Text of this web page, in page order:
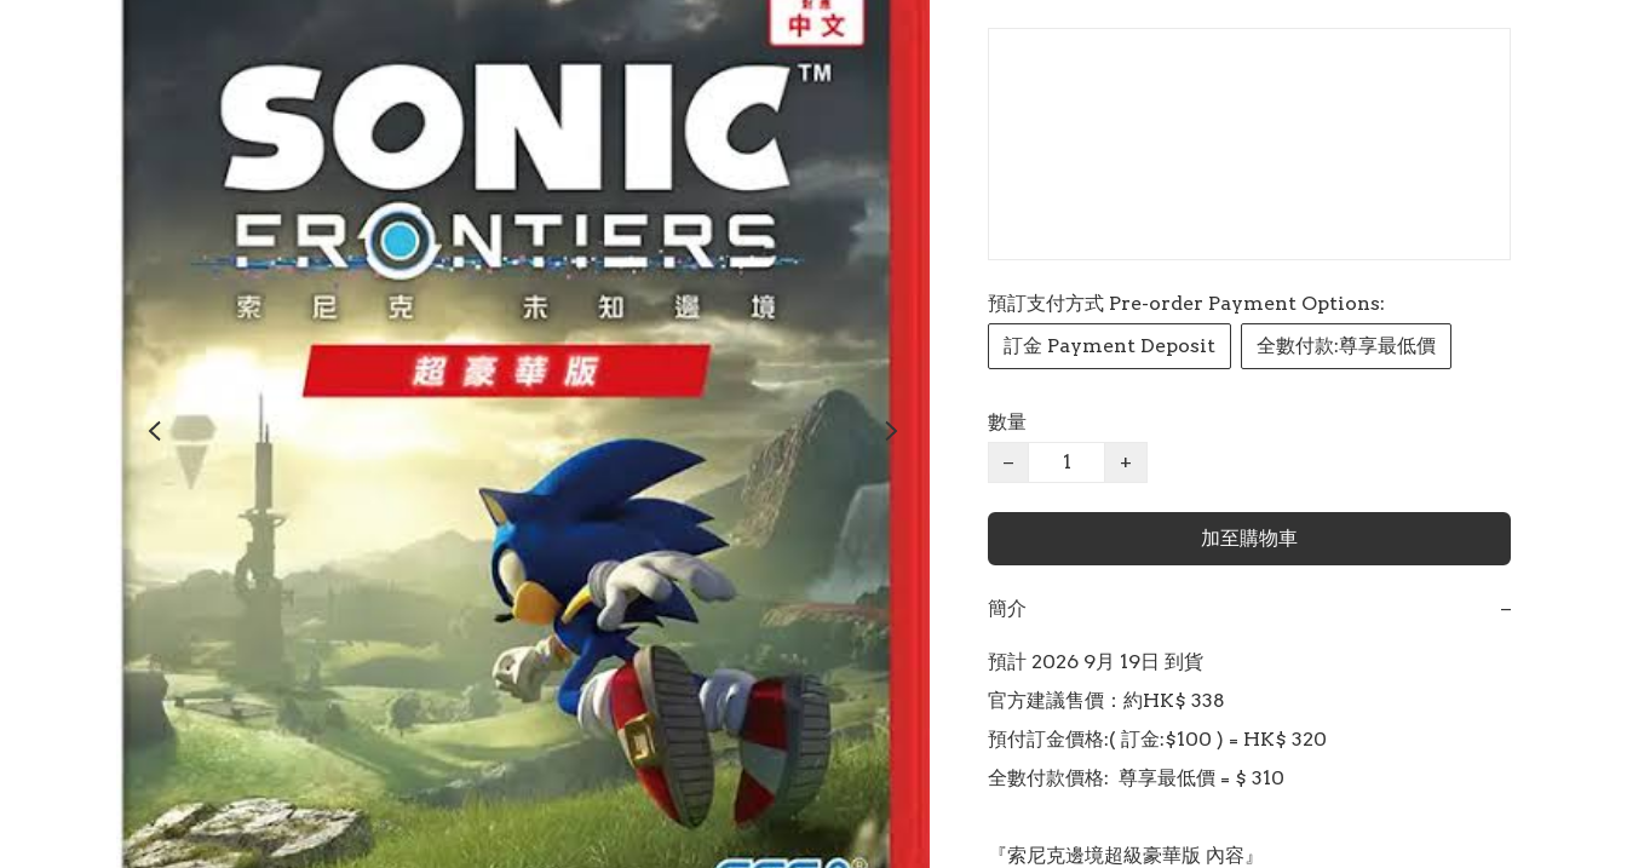
預訂支付方式 Pre-order Payment Options:
訂金 Payment Deposit
全數付款:尊享最低價
數量
−
+
加至購物車
簡介 −
預計 2026 9月 19日 到貨
官方建議售價：約HK$ 338
預付訂金價格:( 訂金:$100 ) = HK$ 320
全數付款價格:  尊享最低價 = $ 310
『索尼克邊境超級豪華版 內容』